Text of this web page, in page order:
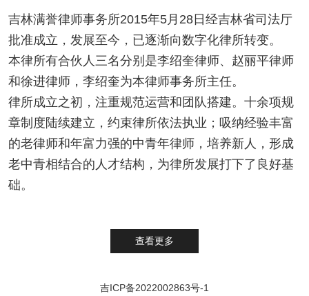
吉林满誉律师事务所2015年5月28日经吉林省司法厅
批准成立，发展至今，已逐渐向数字化律所转变。
本律所有合伙人三名分别是李绍奎律师、赵丽平律师
和徐进律师，李绍奎为本律师事务所主任。
律所成立之初，注重规范运营和团队搭建。十余项规
章制度陆续建立，约束律所依法执业；吸纳经验丰富
的老律师和年富力强的中青年律师，培养新人，形成
老中青相结合的人才结构，为律所发展打下了良好基
础。
查看更多
吉ICP备2022002863号-1